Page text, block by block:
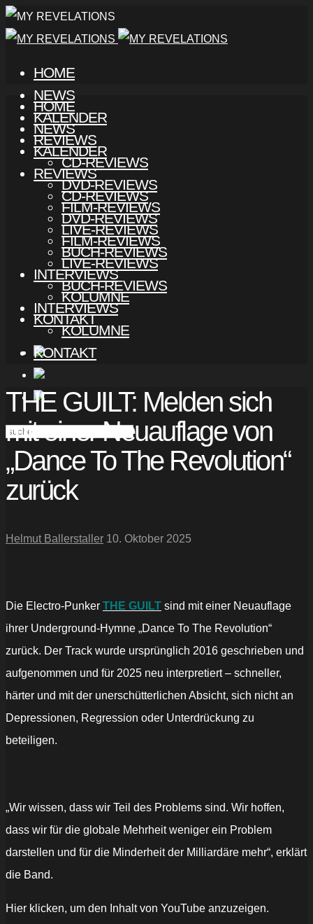
HOME
NEWS
KALENDER
REVIEWS
CD-REVIEWS
DVD-REVIEWS
FILM-REVIEWS
LIVE-REVIEWS
BUCH-REVIEWS
INTERVIEWS
KOLUMNE
KONTAKT
HOME
NEWS
KALENDER
REVIEWS
CD-REVIEWS
DVD-REVIEWS
FILM-REVIEWS
LIVE-REVIEWS
BUCH-REVIEWS
INTERVIEWS
KOLUMNE
KONTAKT
THE GUILT: Melden sich
mit einer Neuauflage von
„Dance To The Revolution“
zurück
Helmut Ballerstaller 10. Oktober 2025
Die Electro-Punker THE GUILT sind mit einer Neuauflage
ihrer Underground-Hymne „Dance To The Revolution“
zurück. Der Track wurde ursprünglich 2016 geschrieben und
aufgenommen und für 2025 neu interpretiert – schneller,
härter und mit der unerschütterlichen Absicht, sich nicht an
Depressionen, Regression oder Unterdrückung zu
beteiligen.
„Wir wissen, dass wir Teil des Problems sind. Wir hoffen,
dass wir für die globale Mehrheit weniger ein Problem
darstellen und für die Minderheit der Milliardäre mehr“, erklärt
die Band.
„Electro-
punk
Hier klicken, um den Inhalt von YouTube anzuzeigen.